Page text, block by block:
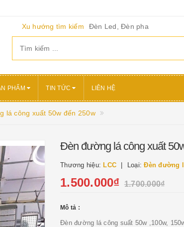
Xu hướng tìm kiếm Đèn Led, Đèn pha
PHẨM TIN TỨC LIÊN HỆ
lá công xuất 50w đến 250w
Đèn đường lá công xuất
Thương hiệu: LCC Loại:Đèn đường
1.500.000₫ 1.700.000₫
Mô tả :
Đèn đường lá công suất 50w ,100w,